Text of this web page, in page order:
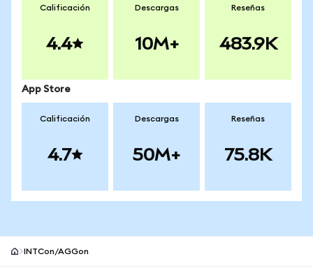
Calificación
4.4
Descargas
10M+
Reseñas
483.9K
App Store
Calificación
4.7
Descargas
50M+
Reseñas
75.8K
INTCon/AGGon